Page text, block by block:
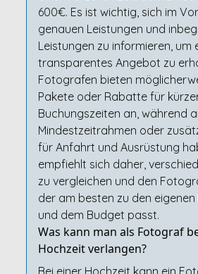
600€. Es ist wichtig, sich im
genauen Leistungen und
Leistungen zu informieren, um
transparentes Angebot zu
Fotografen bieten
Pakete oder Rabatte für
Buchungszeiten an, während
Mindestzeitrahmen oder
für Anfahrt und Ausrüstung
empfiehlt sich daher,
zu vergleichen und den
der am besten zu den
und dem Budget passt.
Was kann man als Fotograf
Hochzeit verlangen?
Bei einer Hochzeit kann ein